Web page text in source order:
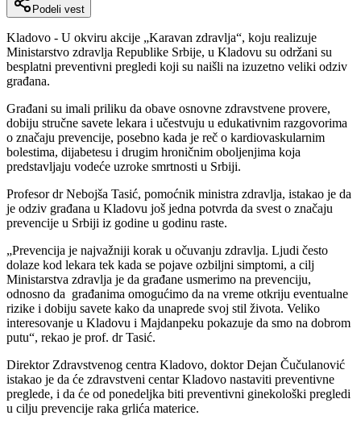
Podeli vest
Kladovo - U okviru akcije „Karavan zdravlja“, koju realizuje
Ministarstvo zdravlja Republike Srbije, u Kladovu su održani su
besplatni preventivni pregledi koji su naišli na izuzetno veliki odziv
građana.
Građani su imali priliku da obave osnovne zdravstvene provere,
dobiju stručne savete lekara i učestvuju u edukativnim razgovorima
o značaju prevencije, posebno kada je reč o kardiovaskularnim
bolestima, dijabetesu i drugim hroničnim oboljenjima koja
predstavljaju vodeće uzroke smrtnosti u Srbiji.
Profesor dr Nebojša Tasić, pomoćnik ministra zdravlja, istakao je da
je odziv građana u Kladovu još jedna potvrda da svest o značaju
prevencije u Srbiji iz godine u godinu raste.
„Prevencija je najvažniji korak u očuvanju zdravlja. Ljudi često
dolaze kod lekara tek kada se pojave ozbiljni simptomi, a cilj
Ministarstva zdravlja je da građane usmerimo na prevenciju,
odnosno da građanima omogućimo da na vreme otkriju eventualne
rizike i dobiju savete kako da unaprede svoj stil života. Veliko
interesovanje u Kladovu i Majdanpeku pokazuje da smo na dobrom
putu“, rekao je prof. dr Tasić.
Direktor Zdravstvenog centra Kladovo, doktor Dejan Čučulanović
istakao je da će zdravstveni centar Kladovo nastaviti preventivne
preglede, i da će od ponedeljka biti preventivni ginekološki pregledi
u cilju prevencije raka grlića materice.